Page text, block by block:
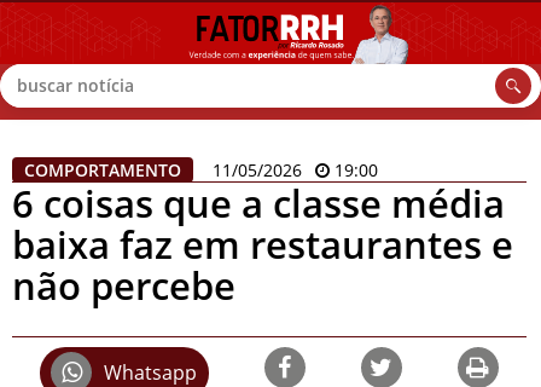
Buscar
COMPORTAMENTO 11/05/2026 19:00
6 coisas que a classe média
baixa faz em restaurantes e
não percebe
Whatsapp